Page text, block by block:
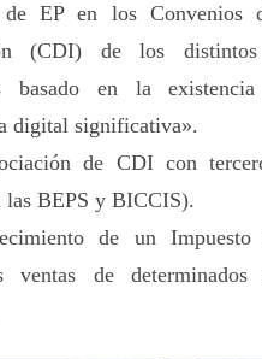
de EP en los Convenios
(CDI) de los distintos
basado en la
digital significativa».
de CDI con
las BEPS y BICCIS).
de un Impuesto
ventas de determinados